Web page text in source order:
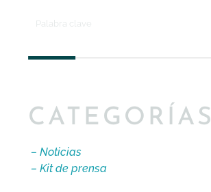
CATEGORÍAS
– Noticias
– Kit de prensa